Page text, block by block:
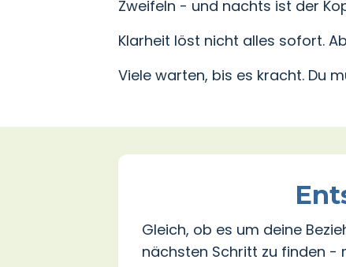
Zweifeln - und nachts ist der
Klarheit löst nicht alles sofort.
Viele warten, bis es kracht. Du
Gleich, ob es um deine
nächsten Schritt zu finden -